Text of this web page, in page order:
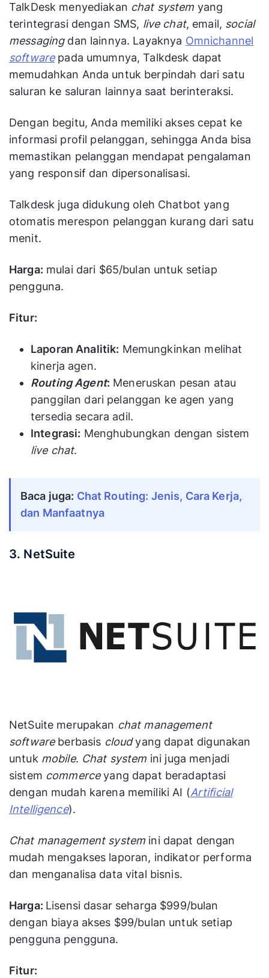
TalkDesk menyediakan chat system yang
terintegrasi dengan SMS, live chat, email, social
messagingdan lainnya. Layaknya Omnichannel
softwarepada umumnya, Talkdesk dapat
memudahkan Anda untuk berpindah dari satu
saluran ke saluran lainnya saat berinteraksi.
Dengan begitu, Anda memiliki akses cepat ke
informasi profil pelanggan, sehingga Anda bisa
memastikan pelanggan mendapat pengalaman
yang responsif dan dipersonalisasi.
Talkdesk juga didukung oleh Chatbot yang
otomatis merespon pelanggan kurang dari satu
menit.
Harga: mulai dari $65/bulan untuk setiap
pengguna.
Fitur:
Laporan Analitik: Memungkinkan melihat
kinerja agen.
Routing Agent: Meneruskan pesan atau
panggilan dari pelanggan ke agen yang
tersedia secara adil.
Integrasi: Menghubungkan dengan sistem
live chat.
Baca juga: Chat Routing: Jenis, Cara Kerja,
dan Manfaatnya
3. NetSuite
NetSuite merupakan chat management
softwareberbasis cloudyang dapat digunakan
untuk mobile. Chat system ini juga menjadi
sistem commerceyang dapat beradaptasi
dengan mudah karena memiliki AI (Artificial
Intelligence).
Chat management system ini dapat dengan
mudah mengakses laporan, indikator performa
dan menganalisa data vital bisnis.
Harga: Lisensi dasar seharga $999/bulan
dengan biaya akses $99/bulan untuk setiap
pengguna pengguna.
Fitur: